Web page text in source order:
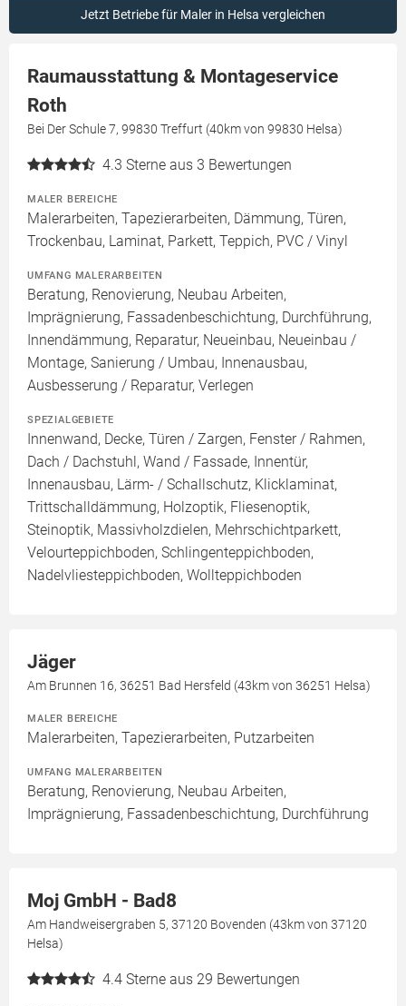
Jetzt Betriebe für Maler in Helsa vergleichen
Raumausstattung & Montageservice
Roth
Bei Der Schule 7, 99830 Treffurt (40km von 99830 Helsa)
4.3 Sterne aus 3 Bewertungen
MALER BEREICHE
Malerarbeiten, Tapezierarbeiten, Dämmung, Türen,
Trockenbau, Laminat, Parkett, Teppich, PVC / Vinyl
UMFANG MALERARBEITEN
Beratung, Renovierung, Neubau Arbeiten,
Imprägnierung, Fassadenbeschichtung, Durchführung,
Innendämmung, Reparatur, Neueinbau, Neueinbau /
Montage, Sanierung / Umbau, Innenausbau,
Ausbesserung / Reparatur, Verlegen
SPEZIALGEBIETE
Innenwand, Decke, Türen / Zargen, Fenster / Rahmen,
Dach / Dachstuhl, Wand / Fassade, Innentür,
Innenausbau, Lärm- / Schallschutz, Klicklaminat,
Trittschalldämmung, Holzoptik, Fliesenoptik,
Steinoptik, Massivholzdielen, Mehrschichtparkett,
Velourteppichboden, Schlingenteppichboden,
Nadelvliesteppichboden, Wollteppichboden
Jäger
Am Brunnen 16, 36251 Bad Hersfeld (43km von 36251 Helsa)
MALER BEREICHE
Malerarbeiten, Tapezierarbeiten, Putzarbeiten
UMFANG MALERARBEITEN
Beratung, Renovierung, Neubau Arbeiten,
Imprägnierung, Fassadenbeschichtung, Durchführung
Moj GmbH - Bad8
Am Handweisergraben 5, 37120 Bovenden (43km von 37120
Helsa)
4.4 Sterne aus 29 Bewertungen